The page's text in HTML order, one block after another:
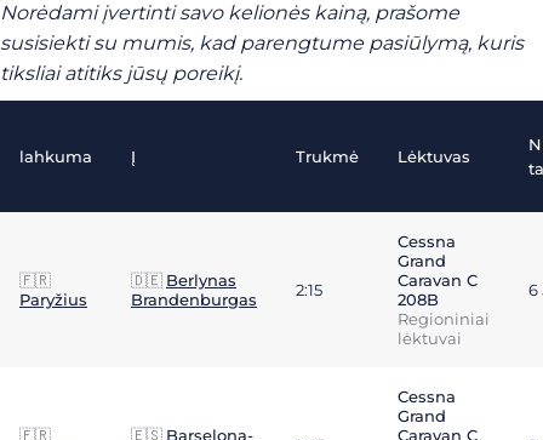
Norėdami įvertinti savo kelionės kainą, prašome
susisiekti su mumis, kad parengtume pasiūlymą, kuris
tiksliai atitiks jūsų poreikį.
lahkuma Į Trukmė Lėktuvas
🇫🇷
Paryžius
🇩🇪 Berlynas
Brandenburgas
2:15
Cessna
Grand
Caravan C
208B
Regioniniai
lėktuvai
6
🇫🇷
🇪🇸 Barselona-
Cessna
Grand
Caravan C